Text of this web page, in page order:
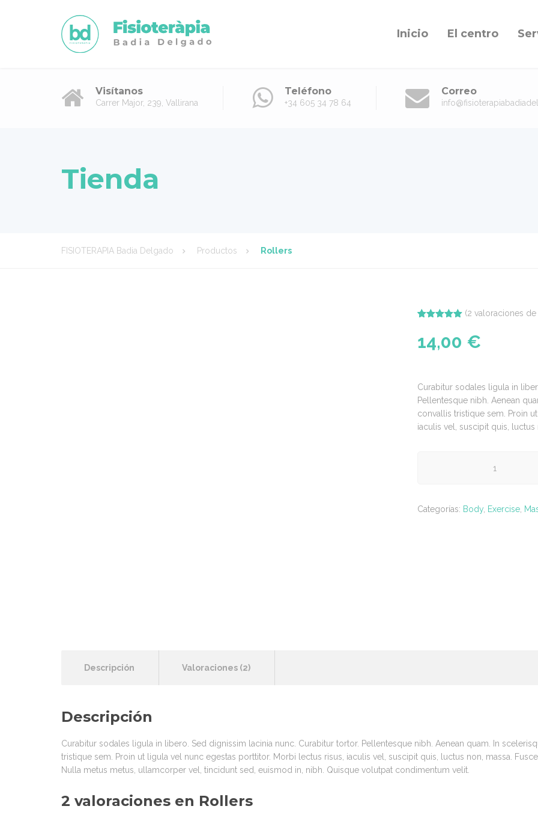
Inicio El centro
Visítanos
Carrer Major, 239, Vallirana
Teléfono
+34 605 34 78 64
Correo
Tienda
FISIOTERAPIA Badia Delgado Productos Rollers
5 en base
(2 valoraciones de
14,00 €
Curabitur sodales ligula in
Pellentesque nibh. Aenean
convallis tristique sem. Proin
iaculis vel, suscipit quis, luctus
Categorías: Body, Exercise,
Descripción Valoraciones (2)
Descripción
Curabitur sodales ligula in libero. Sed dignissim lacinia nunc. Curabitur tortor. Pellentesque nibh. Aenean quam. In
tristique sem. Proin ut ligula vel nunc egestas porttitor. Morbi lectus risus, iaculis vel, suscipit quis, luctus non, massa.
Nulla metus metus, ullamcorper vel, tincidunt sed, euismod in, nibh. Quisque volutpat condimentum velit.
2 valoraciones en Rollers